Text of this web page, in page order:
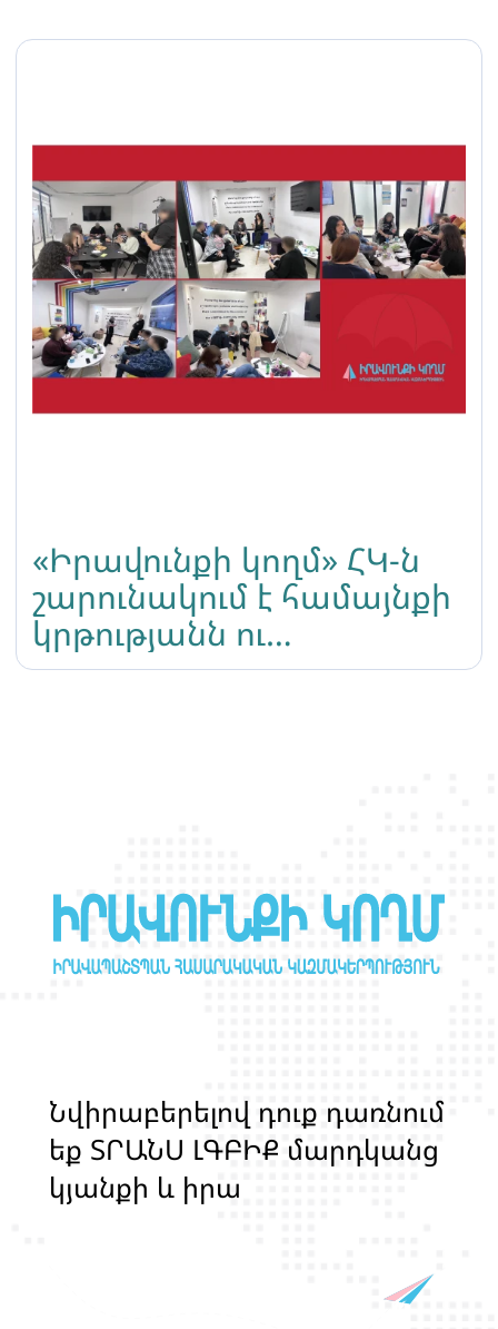
«Իրավունքի կողմ» ՀԿ-ն
շարունակում է համայնքի
կրթությանն ու
հզորացմանն ուղղված
Նվիրաբերելով դոք դառնոմ
եք ՏՐԱՆՍ ԼԳԲԻՔ մարդկանց
կյանքի և իրա